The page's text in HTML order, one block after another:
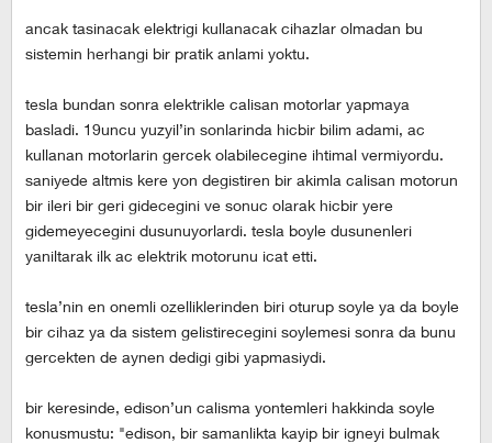
ancak tasinacak elektrigi kullanacak cihazlar olmadan bu
sistemin herhangi bir pratik anlami yoktu.
tesla bundan sonra elektrikle calisan motorlar yapmaya
basladi. 19uncu yuzyil’in sonlarinda hicbir bilim adami, ac
kullanan motorlarin gercek olabilecegine ihtimal vermiyordu.
saniyede altmis kere yon degistiren bir akimla calisan motorun
bir ileri bir geri gidecegini ve sonuc olarak hicbir yere
gidemeyecegini dusunuyorlardi. tesla boyle dusunenleri
yaniltarak ilk ac elektrik motorunu icat etti.
tesla’nin en onemli ozelliklerinden biri oturup soyle ya da boyle
bir cihaz ya da sistem gelistirecegini soylemesi sonra da bunu
gercekten de aynen dedigi gibi yapmasiydi.
bir keresinde, edison’un calisma yontemleri hakkinda soyle
konusmustu: "edison, bir samanlikta kayip bir igneyi bulmak